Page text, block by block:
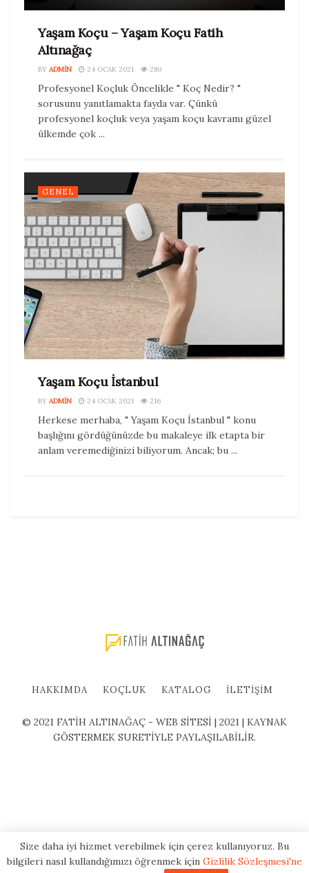
Yaşam Koçu – Yaşam Koçu Fatih
Altınağaç
BY ADMIN 24 OCAK 2021 280
Profesyonel Koçluk Öncelikle " Koç Nedir? "
sorusunu yanıtlamakta fayda var. Çünkü
profesyonel koçluk veya yaşam koçu kavramı güzel
ülkemde çok ...
GENEL
Yaşam Koçu İstanbul
BY ADMIN 24 OCAK 2021 216
Herkese merhaba, " Yaşam Koçu İstanbul " konu
başlığını gördüğünüzde bu makaleye ilk etapta bir
anlam veremediğinizi biliyorum. Ancak; bu ...
HAKKIMDA KOÇLUK KATALOG İLETIŞIM
© 2021 FATİH ALTINAĞAÇ - WEB SİTESİ | 2021 | KAYNAK
GÖSTERMEK SURETİYLE PAYLAŞILABİLİR.
Size daha iyi hizmet verebilmek için çerez kullanıyoruz. Bu
bilgileri nasıl kullandığımızı öğrenmek için Gizlilik Sözleşmesi'ne